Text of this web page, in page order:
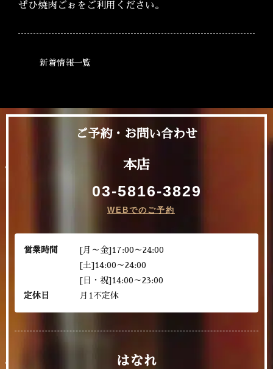
ぜひ焼肉ごぉをご利用ください。
新着情報一覧
ご予約・お問い合わせ
本店
03-5816-3829
WEBでのご予約
営業時間
[月～金]17:00～24:00
[土]14:00～24:00
[日・祝]14:00～23:00
定休日
月1不定休
はなれ